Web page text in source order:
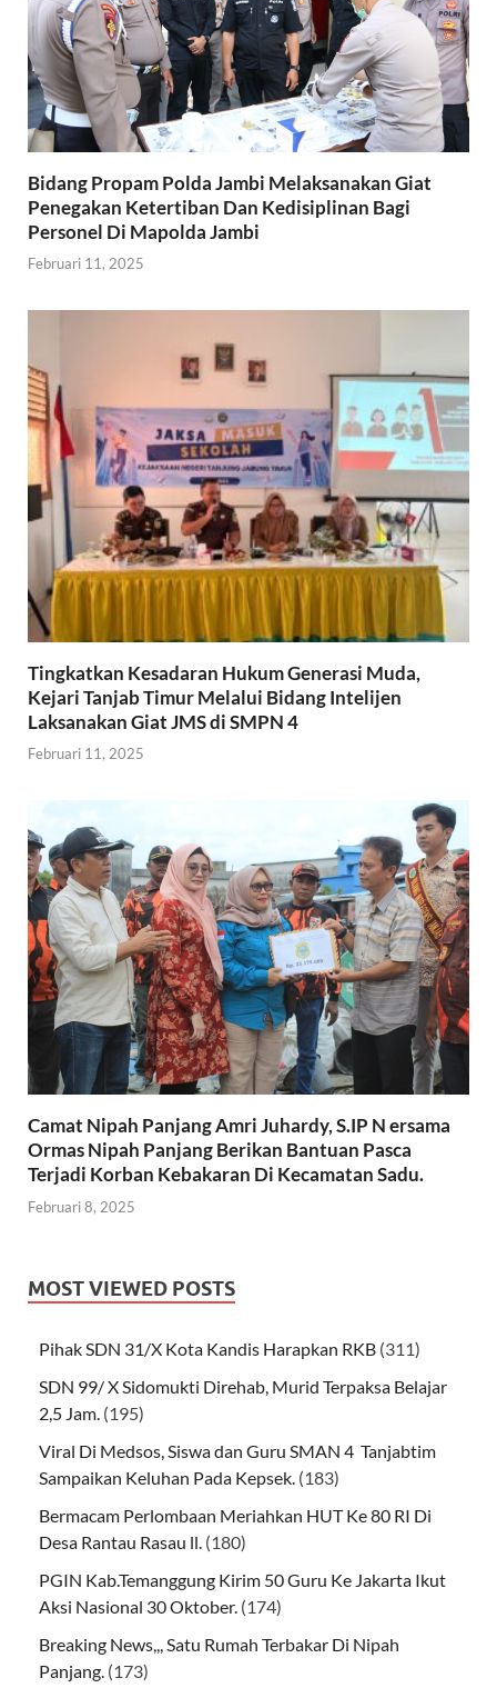
Bidang Propam Polda Jambi Melaksanakan Giat
Penegakan Ketertiban Dan Kedisiplinan Bagi
Personel Di Mapolda Jambi
Februari 11, 2025
Tingkatkan Kesadaran Hukum Generasi Muda,
Kejari Tanjab Timur Melalui Bidang Intelijen
Laksanakan Giat JMS di SMPN 4
Februari 11, 2025
Camat Nipah Panjang Amri Juhardy, S.IP N ersama
Ormas Nipah Panjang Berikan Bantuan Pasca
Terjadi Korban Kebakaran Di Kecamatan Sadu.
Februari 8, 2025
MOST VIEWED POSTS
Pihak SDN 31/X Kota Kandis Harapkan RKB (311)
SDN 99/ X Sidomukti Direhab, Murid Terpaksa Belajar
2,5 Jam. (195)
Viral Di Medsos, Siswa dan Guru SMAN 4 Tanjabtim
Sampaikan Keluhan Pada Kepsek. (183)
Bermacam Perlombaan Meriahkan HUT Ke 80 RI Di
Desa Rantau Rasau ll. (180)
PGIN Kab.Temanggung Kirim 50 Guru Ke Jakarta Ikut
Aksi Nasional 30 Oktober. (174)
Breaking News,,, Satu Rumah Terbakar Di Nipah
Panjang. (173)